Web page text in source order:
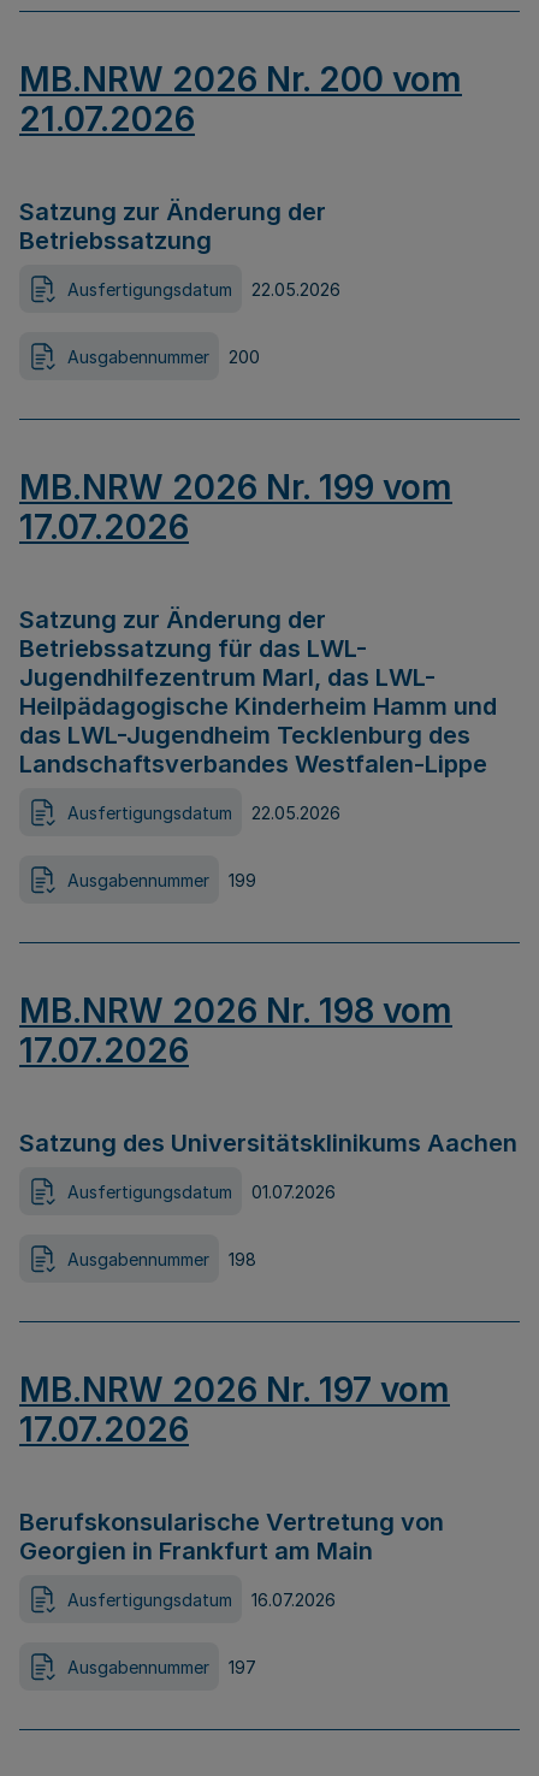
MB.NRW 2026 Nr. 200 vom
21.07.2026
Satzung zur Änderung der
Betriebssatzung
Ausfertigungsdatum 22.05.2026
Ausgabennummer 200
MB.NRW 2026 Nr. 199 vom
17.07.2026
Satzung zur Änderung der
Betriebssatzung für das LWL-
Jugendhilfezentrum Marl, das LWL-
Heilpädagogische Kinderheim Hamm und
das LWL-Jugendheim Tecklenburg des
Landschaftsverbandes Westfalen-Lippe
Ausfertigungsdatum 22.05.2026
Ausgabennummer 199
MB.NRW 2026 Nr. 198 vom
17.07.2026
Satzung des Universitätsklinikums Aachen
Ausfertigungsdatum 01.07.2026
Ausgabennummer 198
MB.NRW 2026 Nr. 197 vom
17.07.2026
Berufskonsularische Vertretung von
Georgien in Frankfurt am Main
Ausfertigungsdatum 16.07.2026
Ausgabennummer 197